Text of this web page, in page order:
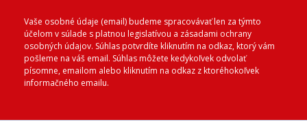
Vaše osobné údaje (email) budeme spracovávať len za týmto
účelom v súlade s platnou legislatívou a zásadami ochrany
osobných údajov. Súhlas potvrdíte kliknutím na odkaz, ktorý vám
pošleme na váš email. Súhlas môžete kedykoľvek odvolať
písomne, emailom alebo kliknutím na odkaz z ktoréhokoľvek
informačného emailu.